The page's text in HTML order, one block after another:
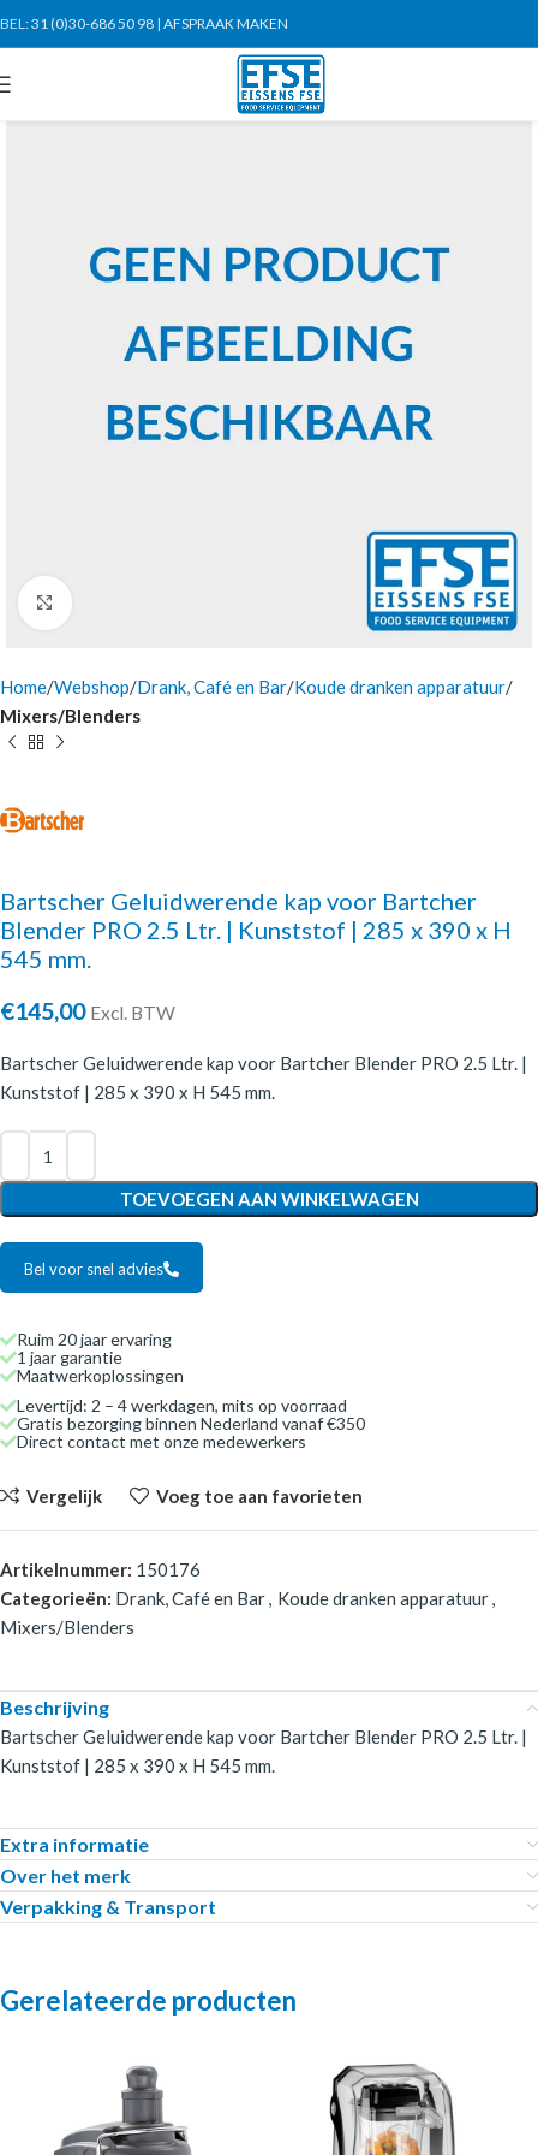
BEL:31 (0)30-686 50 98 | AFSPRAAK MAKEN
Home Webshop Drank, Café en Bar Koude dranken apparatuur
Mixers/Blenders
Bartscher Geluidwerende kap voor Bartcher
Blender PRO 2.5 Ltr. | Kunststof | 285 x 390 x H
545 mm.
€145,00 Excl. BTW
Bartscher Geluidwerende kap voor Bartcher Blender PRO 2.5 Ltr. |
Kunststof | 285 x 390 x H 545 mm.
TOEVOEGEN AAN WINKELWAGEN
Bel voor snel advies
Ruim 20 jaar ervaring
1 jaar garantie
Maatwerkoplossingen
Levertijd: 2 – 4 werkdagen, mits op voorraad
Gratis bezorging binnen Nederland vanaf €350
Direct contact met onze medewerkers
Vergelijk Voeg toe aan favorieten
Artikelnummer: 150176
Categorieën: Drank, Café en Bar, Koude dranken apparatuur,
Mixers/Blenders
Beschrijving
Bartscher Geluidwerende kap voor Bartcher Blender PRO 2.5 Ltr. |
Kunststof | 285 x 390 x H 545 mm.
Extra informatie
Over het merk
Verpakking & Transport
Gerelateerde producten